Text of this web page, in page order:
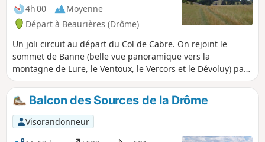
4h 00
Moyenne
Départ à Beaurières (Drôme)
Un joli circuit au départ du Col de Cabre. On rejoint le
sommet de Banne (belle vue panoramique vers la
montagne de Lure, le Ventoux, le Vercors et le Dévoluy) par
une belle montée en sous-bois sur un sentier bien tracé
mais parfois raide.
Balcon des Sources de la Drôme
Visorandonneur